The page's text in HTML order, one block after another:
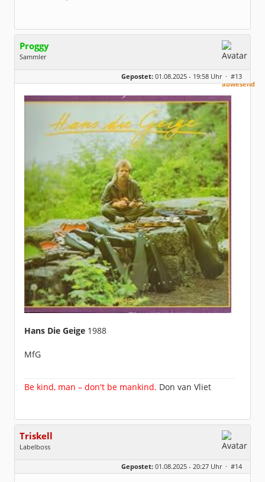
Proggy
Sammler
aktuell
abwesend
Geschlecht:
keine Angabe
Beiträge:
835
Dabei seit:
01 / 2025
Gepostet: 01.08.2025 - 19:58 Uhr · #13
Hans Die Geige 1988
MfG
Be kind, man – don't be mankind. Don van Vliet
Triskell
Labelboss
Alter:
68
Gepostet: 01.08.2025 - 20:27 Uhr · #14